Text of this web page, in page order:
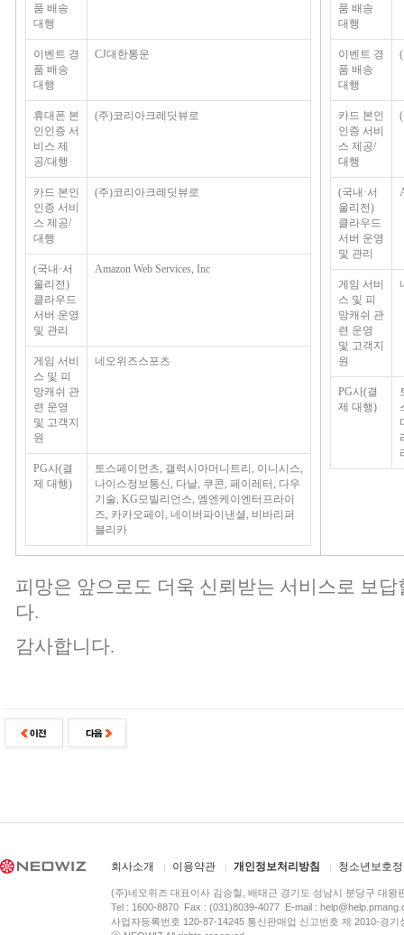
품 배송
대행
이벤트 경
품 배송
대행
CJ대한통운
휴대폰 본
인인증 서
비스 제
공/대행
(주)코리아크레딧뷰로
카드 본인
인증 서비
스 제공/
대행
(주)코리아크레딧뷰로
(국내·서
울리전)
클라우드
서버 운영
및 관리
Amazon Web Services, Inc
게임 서비
스 및 피
망캐쉬 관
련 운영
및 고객지
원
네오위즈스포츠
PG사(결
제 대행)
토스페이먼츠, 갤럭시아머니트리, 이니시스,
나이스정보통신, 다날, 쿠콘, 페이레터, 다우
기술, KG모빌리언스, 엠엔케이엔터프라이
즈, 카카오페이, 네이버파이낸셜, 비바리퍼
블리카
품 배송
대행
이벤트 경
품 배송
대행
카드 본인
인증 서비
스 제공/
대행
(국내·서
울리전)
클라우드
서버 운영
및 관리
게임 서비
스 및 피
망캐쉬 관
련 운영
및 고객지
원
PG사(결
제 대행)
피망은 앞으로도 더욱 신뢰받는 서비스로 보
다.
감사합니다.
회사소개 이용약관 개인정보처리방침 청소년보호
(주)네오위즈 대표이사 김승철, 배태근 경기도 성남시 분당구 대왕
Tel : 1600-8870 Fax : (031)8039-4077 E-mail :
사업자등록번호 120-87-14245 통신판매업 신고번호 제 2010-경